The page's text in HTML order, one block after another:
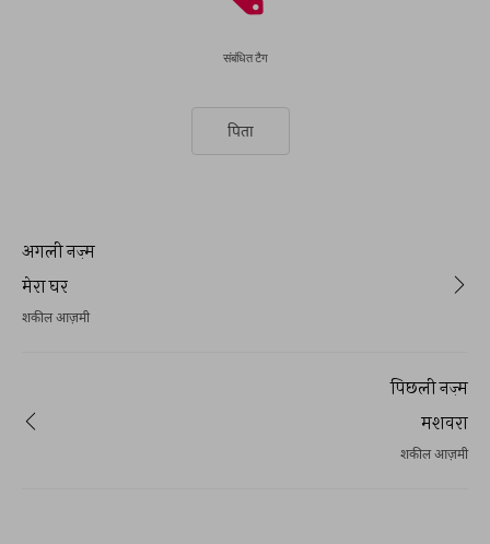
संबंधित टैग
पिता
अगली नज़्म
मेरा घर
शकील आज़मी
पिछली नज़्म
मशवरा
शकील आज़मी